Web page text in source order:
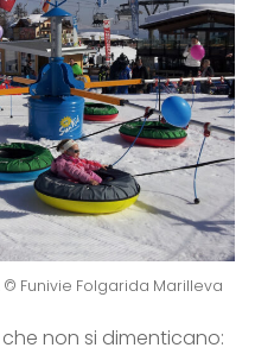
Funivie Folgarida Marilleva
non si dimenticano: